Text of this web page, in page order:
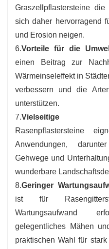
Graszellpflastersteine
sich daher hervorragend
und Erosion neigen.
6.Vorteile für die
einen Beitrag zur
Wärmeinseleffekt in
verbessern und die
unterstützen.
7.Vielseitige
Rasenpflastersteine
Anwendungen,
Gehwege und
wunderbare
8.Geringer
ist für
Wartungsaufwand
gelegentliches Mähen
praktischen Wahl für